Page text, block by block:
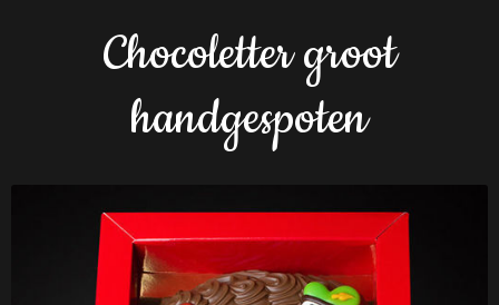
Chocoletter groot
handgespoten